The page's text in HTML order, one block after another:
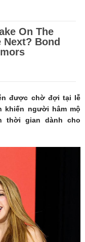
được chờ đợi tại lễ
khiến người hâm mộ
thời gian dành cho